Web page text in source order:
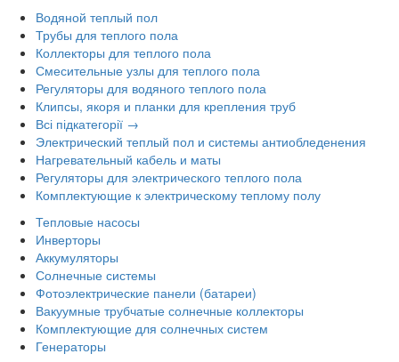
Водяной теплый пол
Трубы для теплого пола
Коллекторы для теплого пола
Смесительные узлы для теплого пола
Регуляторы для водяного теплого пола
Клипсы, якоря и планки для крепления труб
Всі підкатегорії →
Электрический теплый пол и системы антиобледенения
Нагревательный кабель и маты
Регуляторы для электрического теплого пола
Комплектующие к электрическому теплому полу
Тепловые насосы
Инверторы
Аккумуляторы
Солнечные системы
Фотоэлектрические панели (батареи)
Вакуумные трубчатые солнечные коллекторы
Комплектующие для солнечных систем
Генераторы